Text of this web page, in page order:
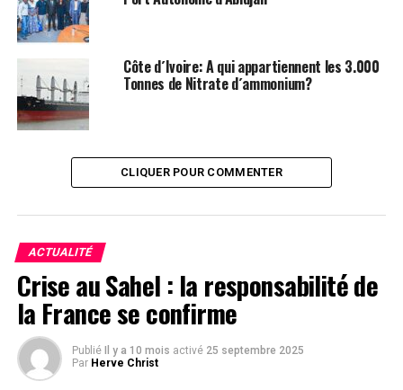
Derek Chauvin, est également sous surveillance
renforcée pour lui éviter une éventuelle commission de
Le Fédéral.
Facebook
Twitter
EmailWhatsApp
Telegram
Partager
Comments
comments
SUJETS ASSOCIÉS:
SUIVANT
Côte d´Ivoire: A qui appartiennent les 3.000
Tonnes de Nitrate d´ammonium?
CLIQUER POUR COMMENTER
ACTUALITÉ
Crise au Sahel : la responsabilité de
la France se confirme
Publié Il y a 10 mois activé 25 septembre 2025
Par Herve Christ